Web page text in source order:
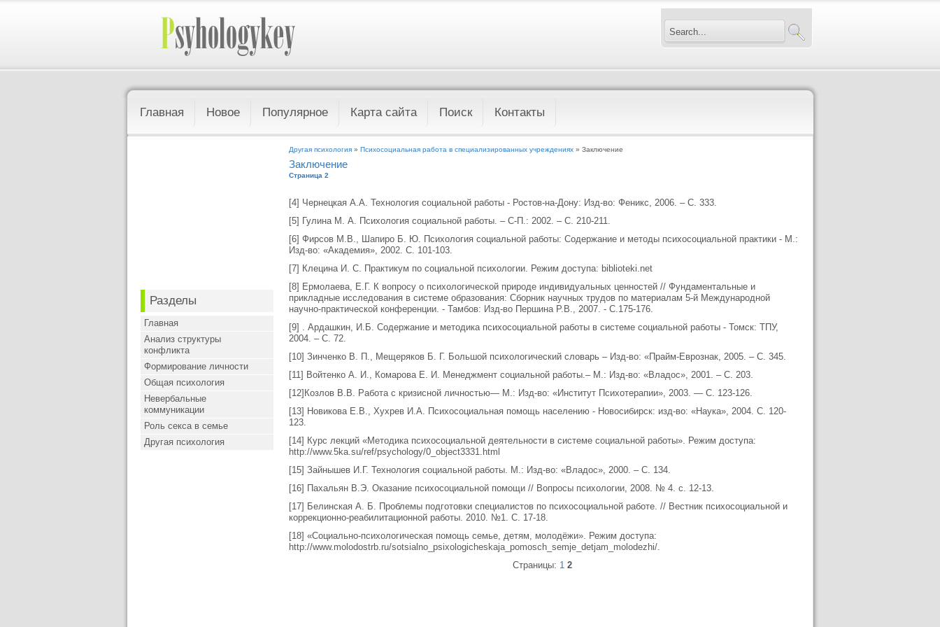
Главная Новое Популярное Карта сайта Поиск Контакты
Разделы
Главная
Анализ структуры
конфликта
Формирование личности
Общая психология
Невербальные
коммуникации
Роль секса в семье
Другая психология
Другая психология » Психосоциальная работа в специализированных учреждениях » Заключение
Заключение
Страница 2
[4] Чернецкая А.А. Технология социальной работы - Ростов-на-Дону: Изд-во: Феникс, 2006. – С. 333.
[5] Гулина М. А. Психология социальной работы. – С-П.: 2002. – С. 210-211.
[6] Фирсов М.В., Шапиро Б. Ю. Психология социальной работы: Содержание и методы психосоциальной практики - М.:
Изд-во: «Академия», 2002. С. 101-103.
[7] Клецина И. С. Практикум по социальной психологии. Режим доступа: biblioteki.net
[8] Ермолаева, Е.Г. К вопросу о психологической природе индивидуальных ценностей // Фундаментальные и
прикладные исследования в системе образования: Сборник научных трудов по материалам 5-й Международной
научно-практической конференции. - Тамбов: Изд-во Першина Р.В., 2007. - С.175-176.
[9] . Ардашкин, И.Б. Содержание и методика психосоциальной работы в системе социальной работы - Томск: ТПУ,
2004. – С. 72.
[10] Зинченко В. П., Мещеряков Б. Г. Большой психологический словарь – Изд-во: «Прайм-Еврознак, 2005. – С. 345.
[11] Войтенко А. И., Комарова Е. И. Менеджмент социальной работы.– М.: Изд-во: «Владос», 2001. – С. 203.
[12]Козлов В.В. Работа с кризисной личностью— М.: Изд-во: «Институт Психотерапии», 2003. — С. 123-126.
[13] Новикова Е.В., Хухрев И.А. Психосоциальная помощь населению - Новосибирск: изд-во: «Наука», 2004. С. 120-
123.
[14] Курс лекций «Методика психосоциальной деятельности в системе социальной работы». Режим доступа:
http://www.5ka.su/ref/psychology/0_object3331.html
[15] Зайнышев И.Г. Технология социальной работы. М.: Изд-во: «Владос», 2000. – С. 134.
[16] Пахальян В.Э. Оказание психосоциальной помощи // Вопросы психологии, 2008. № 4. с. 12-13.
[17] Белинская А. Б. Проблемы подготовки специалистов по психосоциальной работе. // Вестник психосоциальной и
коррекционно-реабилитационной работы. 2010. №1. C. 17-18.
[18] «Социально-психологическая помощь семье, детям, молодёжи». Режим доступа:
http://www.molodostrb.ru/sotsialno_psixologicheskaja_pomosch_semje_detjam_molodezhi/.
Страницы: 1 2